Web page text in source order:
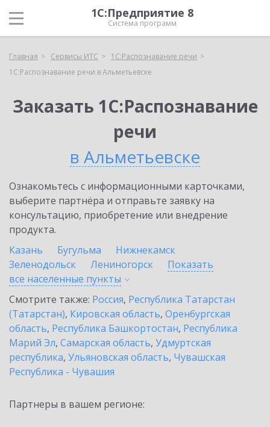
1С:Предприятие 8
Система программ
Главная Сервисы ИТС
1С:Распознавание речи
1С:Распознавание речи в Альметьевске
Заказать 1С:Распознавание
речи
в Альметьевске
Ознакомьтесь с информационными карточками,
выберите партнёра и отправьте заявку на
консультацию, приобретение или внедрение
продукта.
Казань
Бугульма
Нижнекамск
Зеленодольск
Лениногорск
Показать
все населенные пункты
Смотрите также: Россия, Республика Татарстан
(Татарстан), Кировская область, Оренбургская
область, Республика Башкортостан, Республика
Марий Эл, Самарская область, Удмуртская
республика, Ульяновская область, Чувашская
Республика - Чувашия
Партнеры в вашем регионе: